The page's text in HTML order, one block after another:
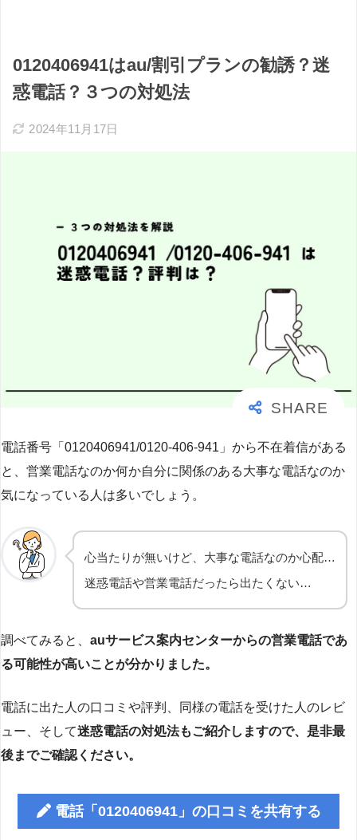
0120406941はau/割引プランの勧誘？迷
惑電話？３つの対処法
2024年11月17日
電話番号「0120406941/0120-406-941」から不在着信がある
と、営業電話なのか何か自分に関係のある大事な電話なのか
気になっている人は多いでしょう。
心当たりが無いけど、大事な電話なのか心配…
迷惑電話や営業電話だったら出たくない…
調べてみると、 auサービス案内センターからの営業電話であ
る可能性が高いことが分かりました。
電話に出た人の口コミや評判、同様の電話を受けた人のレビ
ュー、そして迷惑電話の対処法もご紹介しますので、是非最
後までご確認ください。
電話「0120406941」の口コミを共有する